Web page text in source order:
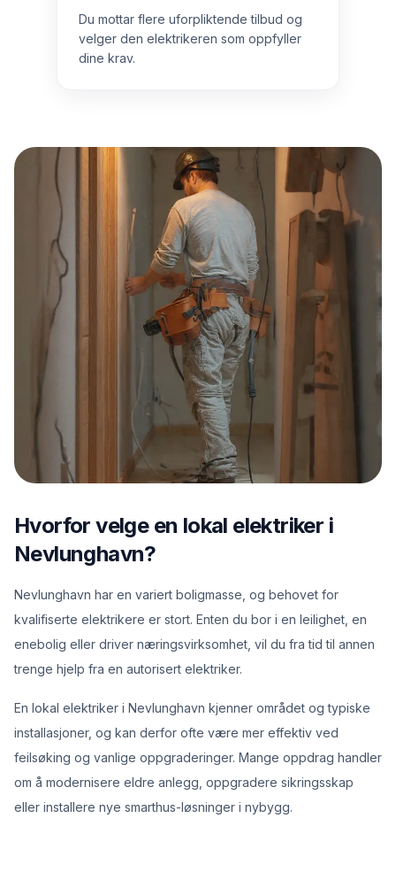
Du mottar flere uforpliktende tilbud og
velger den elektrikeren som oppfyller
dine krav.
Hvorfor velge en lokal elektriker i
Nevlunghavn?
Nevlunghavn har en variert boligmasse, og behovet for
kvalifiserte elektrikere er stort. Enten du bor i en leilighet, en
enebolig eller driver næringsvirksomhet, vil du fra tid til annen
trenge hjelp fra en autorisert elektriker.
En lokal elektriker i Nevlunghavn kjenner området og typiske
installasjoner, og kan derfor ofte være mer effektiv ved
feilsøking og vanlige oppgraderinger. Mange oppdrag handler
om å modernisere eldre anlegg, oppgradere sikringsskap
eller installere nye smarthus-løsninger i nybygg.